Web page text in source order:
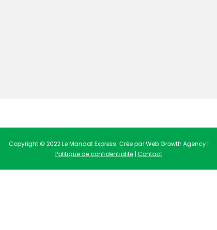
Copyright © 2022 Le Mandat Express. Crée par Web Growth Agency |
Politique de confidentialité| Contact